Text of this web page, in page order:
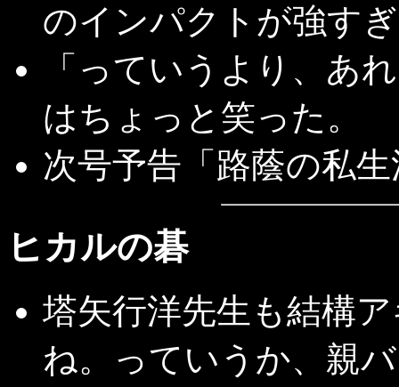
のインパクトが強す
「っていうより、あ
はちょっと笑った。
次号予告「路蔭の私
ヒカルの碁
塔矢行洋先生も結構
ね。っていうか、親